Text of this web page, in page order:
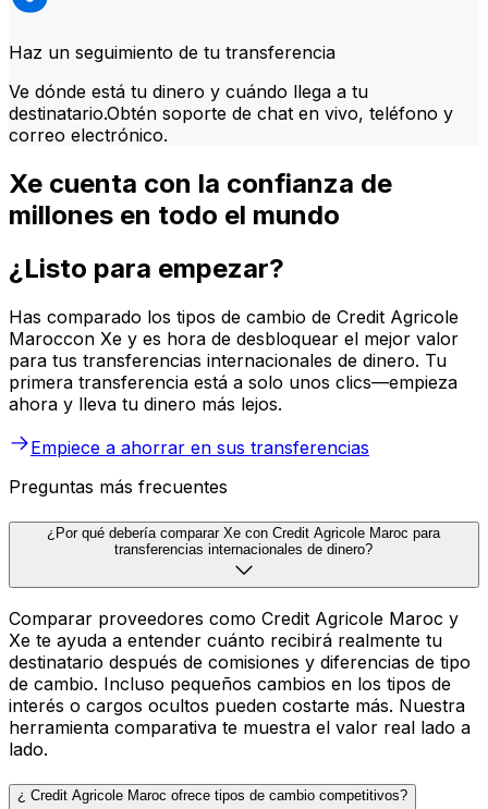
Haz un seguimiento de tu transferencia
Ve dónde está tu dinero y cuándo llega a tu
destinatario.Obtén soporte de chat en vivo, teléfono y
correo electrónico.
Xe cuenta con la confianza de
millones en todo el mundo
¿Listo para empezar?
Has comparado los tipos de cambio de Credit Agricole
Maroccon Xe y es hora de desbloquear el mejor valor
para tus transferencias internacionales de dinero. Tu
primera transferencia está a solo unos clics—empieza
ahora y lleva tu dinero más lejos.
Empiece a ahorrar en sus transferencias
Preguntas más frecuentes
¿Por qué debería comparar Xe con Credit Agricole Maroc para
transferencias internacionales de dinero?
Comparar proveedores como Credit Agricole Maroc y
Xe te ayuda a entender cuánto recibirá realmente tu
destinatario después de comisiones y diferencias de tipo
de cambio. Incluso pequeños cambios en los tipos de
interés o cargos ocultos pueden costarte más. Nuestra
herramienta comparativa te muestra el valor real lado a
lado.
¿ Credit Agricole Maroc ofrece tipos de cambio competitivos?